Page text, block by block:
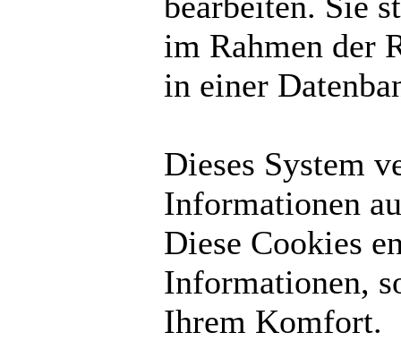
im Rahmen der
in einer
Dieses System
Informationen
Diese Cookies
Informationen,
Ihrem Komfort.